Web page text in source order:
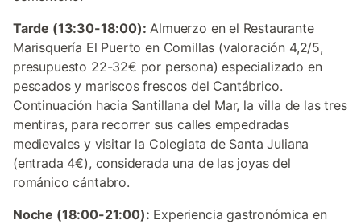
Tarde (13:30-18:00): Almuerzo en el Restaurante
Marisquería El Puerto en Comillas (valoración 4,2/5,
presupuesto 22-32€ por persona) especializado en
pescados y mariscos frescos del Cantábrico.
Continuación hacia Santillana del Mar, la villa de las tres
mentiras, para recorrer sus calles empedradas
medievales y visitar la Colegiata de Santa Juliana
(entrada 4€), considerada una de las joyas del
románico cántabro.
Noche (18:00-21:00): Experiencia gastronómica en